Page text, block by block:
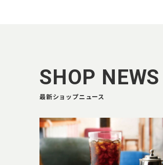
SHOP NEWS
最新ショップニュース